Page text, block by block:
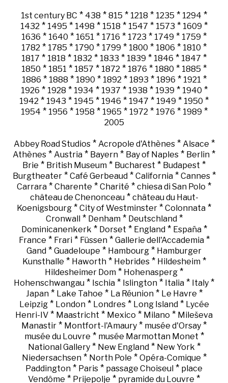
1st century BC * 438 * 815 * 1218 * 1235 * 1294 *
1432 * 1495 * 1498 * 1518 * 1547 * 1573 * 1609 *
1636 * 1640 * 1651 * 1716 * 1723 * 1749 * 1759 *
1782 * 1785 * 1790 * 1799 * 1800 * 1806 * 1810 *
1817 * 1818 * 1832 * 1833 * 1839 * 1846 * 1847 *
1850 * 1851 * 1857 * 1872 * 1876 * 1880 * 1885 *
1886 * 1888 * 1890 * 1892 * 1893 * 1896 * 1921 *
1926 * 1928 * 1934 * 1937 * 1938 * 1939 * 1940 *
1942 * 1943 * 1945 * 1946 * 1947 * 1949 * 1950 *
1954 * 1956 * 1958 * 1965 * 1972 * 1976 * 1989 *
2005
Abbey Road Studios* Acropole d'Athènes* Alsace *
Athènes * Austria * Bayern * Bay of Naples * Berlin *
Brie * British Museum * Bucharest * Budapest *
Burgtheater* Café Gerbeaud* California* Cannes*
Carrara * Charente * Charité * chiesa di San Polo *
château de Chenonceau* château du Haut-
Koenigsbourg * City of Westminster * Colonnata *
Cronwall * Denham* Deutschland*
Dominicanenkerk * Dorset * England* España*
France * Frari* Füssen* Gallerie dell'Accademia*
Gand * Guadeloupe * Hambourg * Hamburger
Kunsthalle * Haworth* Hebrides* Hildesheim*
Hildesheimer Dom * Hohenasperg *
Hohenschwangau * Ischia * Islington * Italia * Italy *
Japan* Lake Tahoe * La Réunion* Le Havre *
Leipzig* London* Londres* Long Island* Lycée
Henri-IV * Maastricht * Mexico * Milano * Mileševa
Manastir * Montfort-l'Amaury * musée d'Orsay *
musée du Louvre * musée Marmottan Monet *
National Gallery* New England* New York *
Niedersachsen* North Pole * Opéra-Comique *
Paddington * Paris * passage Choiseul * place
Vendôme * Prijepolje * pyramide du Louvre *